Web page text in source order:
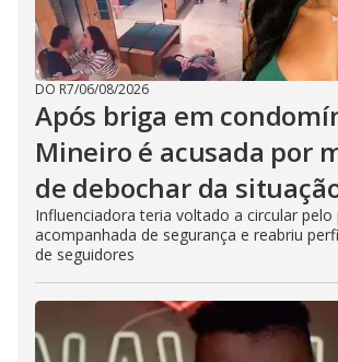
DO R7/06/08/2026
Após briga em
Mineiro é acusada por
de debochar da
Influenciadora teria voltado a circular pelo
acompanhada de segurança e reabriu
de seguidores